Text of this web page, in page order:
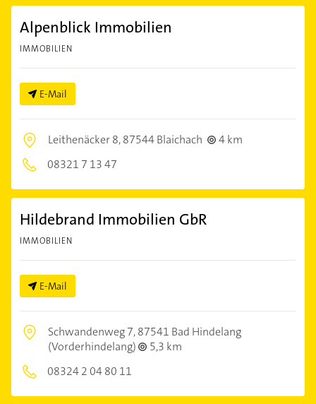
Alpenblick Immobilien
IMMOBILIEN
E-Mail
Leithenäcker 8,87544 Blaichach
4 km
08321 7 13 47
Hildebrand Immobilien GbR
IMMOBILIEN
E-Mail
Schwandenweg 7,87541 Bad Hindelang
(Vorderhindelang)
5,3 km
08324 2 04 80 11